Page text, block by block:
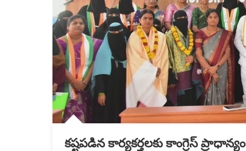
కష్టపడిన కార్యకర్తలకు కాంగ్రెస్ ప్రాధాన్యం